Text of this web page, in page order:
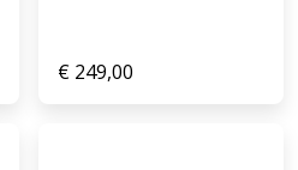
€ 249,00